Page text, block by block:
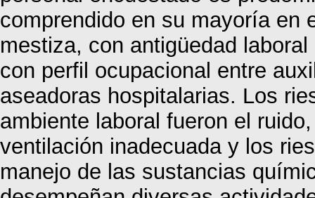
comprendido en su mayoría en
mestiza, con antigüedad
con perfil ocupacional entre
aseadoras hospitalarias. Los
ambiente laboral fueron el
ventilación inadecuada y los
manejo de las sustancias